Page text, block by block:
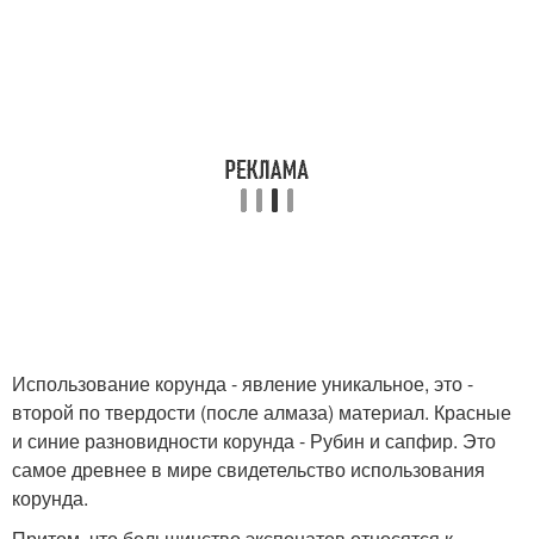
Использование корунда - явление уникальное, это -
второй по твердости (после алмаза) материал. Красные
и синие разновидности корунда - Рубин и сапфир. Это
самое древнее в мире свидетельство использования
корунда.